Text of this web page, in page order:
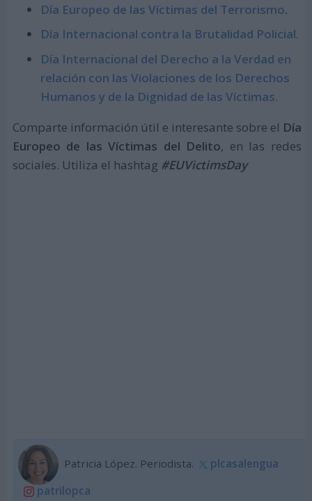
Día Europeo de las Víctimas del Terrorismo.
Día Internacional contra la Brutalidad Policial.
Día Internacional del Derecho a la Verdad en
relación con las Violaciones de los Derechos
Humanos y de la Dignidad de las Víctimas.
Comparte información útil e interesante sobre el Día
Europeo de las Víctimas del Delito, en las redes
sociales. Utiliza el hashtag #EUVictimsDay
Patricia López. Periodista.
plcasalengua
patrilopca